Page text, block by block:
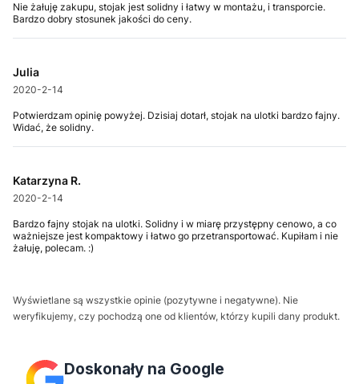
Nie żałuję zakupu, stojak jest solidny i łatwy w montażu, i transporcie.
Bardzo dobry stosunek jakości do ceny.
Julia
2020-2-14
Potwierdzam opinię powyżej. Dzisiaj dotarł, stojak na ulotki bardzo fajny.
Widać, że solidny.
Katarzyna R.
2020-2-14
Bardzo fajny stojak na ulotki. Solidny i w miarę przystępny cenowo, a co
ważniejsze jest kompaktowy i łatwo go przetransportować. Kupiłam i nie
żałuję, polecam. :)
Wyświetlane są wszystkie opinie (pozytywne i negatywne). Nie
weryfikujemy, czy pochodzą one od klientów, którzy kupili dany produkt.